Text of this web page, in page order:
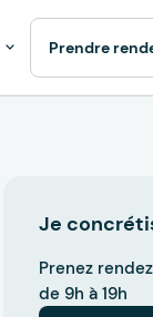
Prendre
Je
Prenez
de 9h à 19h